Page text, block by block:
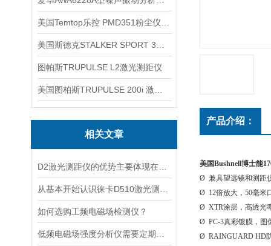
图帕斯TRUPULSE L2激光测距仪
相关文章
如何选购工频电磁场检测仪？
产品介绍：
美国Bushnell博士能
Ø 兼具望远镜和测距
Ø 12倍放大，50毫米
Ø XTR涂层，高透光
Ø PC-3真彩镀膜，图
Ø RAINGUARD HD